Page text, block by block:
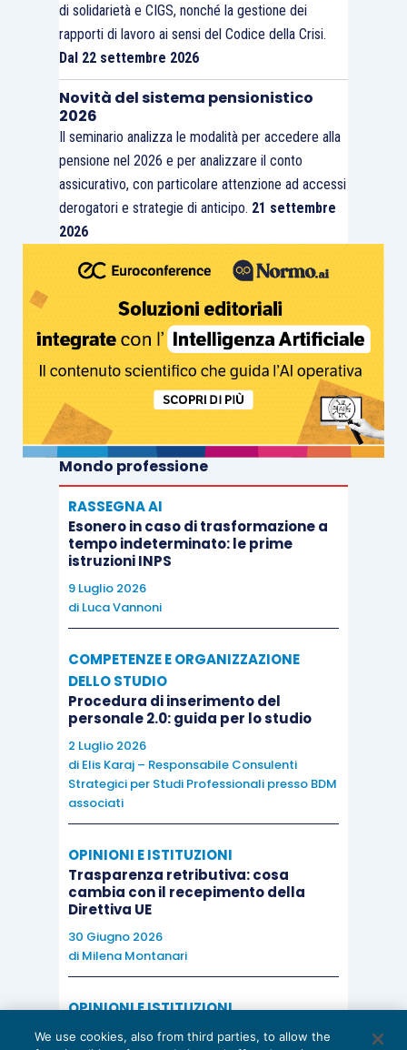
di solidarietà e CIGS, nonché la gestione dei
rapporti di lavoro ai sensi del Codice della Crisi.
Dal 22 settembre 2026
Novità del sistema pensionistico
2026
Il seminario analizza le modalità per accedere alla
pensione nel 2026 e per analizzare il conto
assicurativo, con particolare attenzione ad accessi
derogatori e strategie di anticipo. 21 settembre
2026
Mondo professione
RASSEGNA AI
Esonero in caso di trasformazione a
tempo indeterminato: le prime
istruzioni INPS
9 Luglio 2026
di Luca Vannoni
COMPETENZE E ORGANIZZAZIONE
DELLO STUDIO
Procedura di inserimento del
personale 2.0: guida per lo studio
2 Luglio 2026
di Elis Karaj – Responsabile Consulenti
Strategici per Studi Professionali presso BDM
associati
OPINIONI E ISTITUZIONI
Trasparenza retributiva: cosa
cambia con il recepimento della
Direttiva UE
30 Giugno 2026
di Milena Montanari
OPINIONI E ISTITUZIONI
Valorizzare il potenziale dello Studio:
una riflessione sul futuro della
We use cookies, also from third parties, to allow the